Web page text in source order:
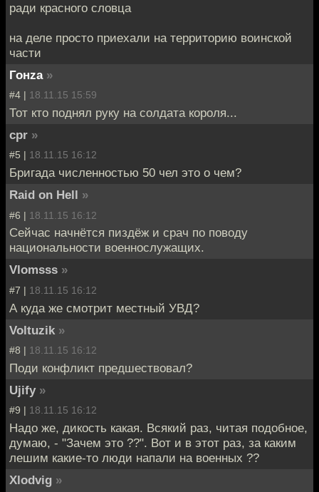
ради красного словца
на деле просто приехали на территорию воинской
части
Гонzа »
#4 | 18.11.15 15:59
Тот кто поднял руку на солдата короля...
cpr »
#5 | 18.11.15 16:12
Бригада численностью 50 чел это о чем?
Raid on Hell »
#6 | 18.11.15 16:12
Сейчас начнётся пиздёж и срач по поводу
национальности военнослужащих.
Vlomsss »
#7 | 18.11.15 16:12
А куда же смотрит местный УВД?
Voltuzik »
#8 | 18.11.15 16:12
Поди конфликт предшествовал?
Ujify »
#9 | 18.11.15 16:12
Надо же, дикость какая. Всякий раз, читая подобное,
думаю, - "Зачем это ??". Вот и в этот раз, за каким
лешим какие-то люди напали на военных ??
Xlodvig »